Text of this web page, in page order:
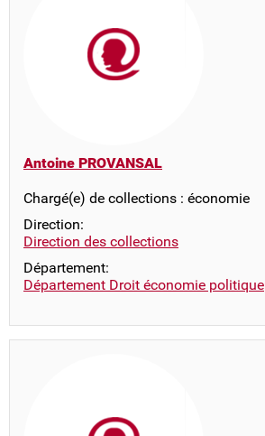
Antoine PROVANSAL
Chargé(e) de collections : économie
Direction:
Direction des collections
Département:
Département Droit économie politique